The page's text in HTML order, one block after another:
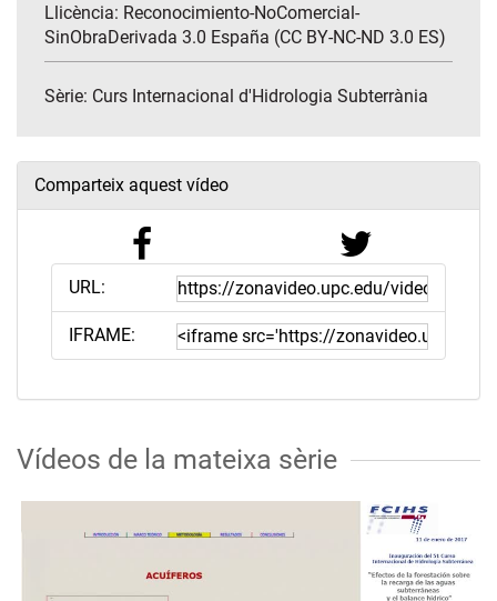
Llicència: Reconocimiento-NoComercial-
SinObraDerivada 3.0 España (CC BY-NC-ND 3.0 ES)
Sèrie: Curs Internacional d'Hidrologia Subterrània
Comparteix aquest vídeo
URL:
IFRAME:
Vídeos de la mateixa sèrie